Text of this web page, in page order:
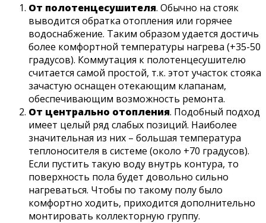
От полотенцесушителя. Обычно на стояк
выводится обратка отопления или горячее
водоснабжение. Таким образом удается достичь
более комфортной температуры нагрева (+35-50
градусов). Коммутация к полотенцесушителю
считается самой простой, т.к. этот участок стояка
зачастую оснащен отекающим клапанам,
обеспечивающим возможность ремонта.
От центрально отопления. Подобный подход
имеет целый ряд слабых позиций. Наиболее
значительная из них – большая температура
теплоносителя в системе (около +70 градусов).
Если пустить такую воду внутрь контура, то
поверхность пола будет довольно сильно
нагреваться. Чтобы по такому полу было
комфортно ходить, приходится дополнительно
монтировать коллекторную группу.